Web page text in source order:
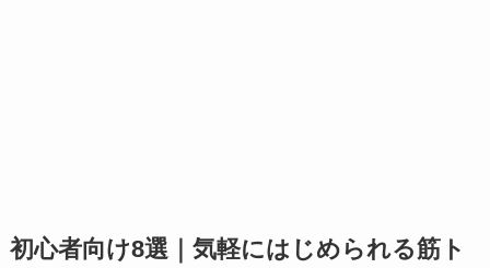
初心者向け8選｜気軽にはじめられる筋ト